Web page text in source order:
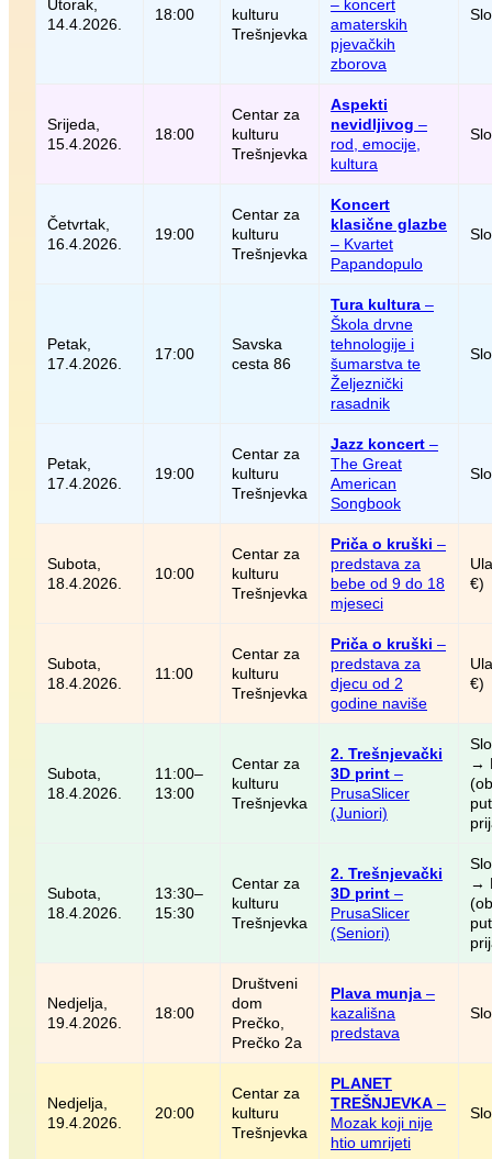
Utorak,
14.4.2026.
18:00
kulturu
Trešnjevka
– koncert
amaterskih
pjevačkih
zborova
Srijeda,
15.4.2026.
18:00
Centar za
kulturu
Trešnjevka
Aspekti
nevidljivog –
rod, emocije,
kultura
Četvrtak,
16.4.2026.
19:00
Centar za
kulturu
Trešnjevka
Koncert
klasične glazbe
– Kvartet
Papandopulo
Petak,
17.4.2026.
17:00
Savska
cesta 86
Tura kultura –
Škola drvne
tehnologije i
šumarstva te
Željeznički
rasadnik
Petak,
17.4.2026.
19:00
Centar za
kulturu
Trešnjevka
Jazz koncert –
The Great
American
Songbook
Subota,
18.4.2026.
10:00
Centar za
kulturu
Trešnjevka
Priča o kruški –
predstava za
bebe od 9 do 18
mjeseci
€)
Subota,
18.4.2026.
11:00
Centar za
kulturu
Trešnjevka
Priča o kruški –
predstava za
djecu od 2
godine naviše
€)
Subota,
18.4.2026.
11:00–
13:00
Centar za
kulturu
Trešnjevka
2. Trešnjevački
3D print –
PrusaSlicer
(Juniori)
→
Subota,
18.4.2026.
13:30–
15:30
Centar za
kulturu
Trešnjevka
2. Trešnjevački
3D print –
PrusaSlicer
(Seniori)
→
Nedjelja,
19.4.2026.
18:00
Društveni
dom
Prečko,
Prečko 2a
Plava munja –
kazališna
predstava
Nedjelja,
19.4.2026.
20:00
Centar za
kulturu
Trešnjevka
PLANET
TREŠNJEVKA –
Mozak koji nije
htio umrijeti